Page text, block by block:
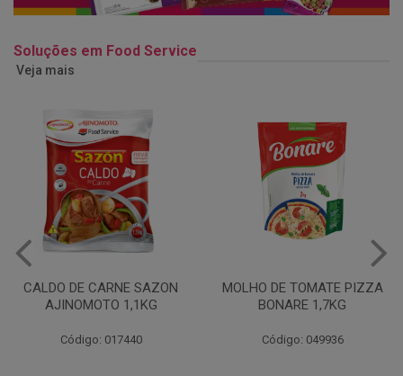
Soluções em Food Service
Veja mais
MOLHO DE TOMATE PIZZA
BONARE 1,7KG
Código: 049936
MARGARINA USO
PROFISSIONAL 80% CUKIN
Código: 062469